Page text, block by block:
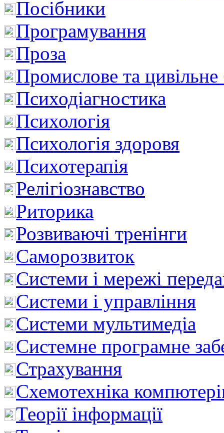
Посібники
Програмування
Проза
Промислове та цивільне
Психодіагностика
Психологія
Психологія здоровя
Психотерапія
Релігіознавство
Риторика
Розвиваючі тренінги
Саморозвиток
Системи і мережі
Системи і управління
Системи мультимедіа
Системне програмне
Страхування
Схемотехніка
Теорії інформації